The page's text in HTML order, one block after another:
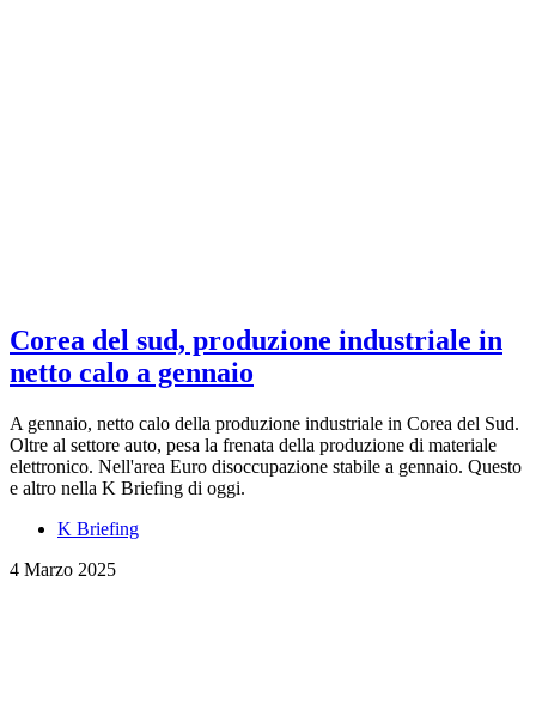
Corea del sud, produzione industriale in
netto calo a gennaio
A gennaio, netto calo della produzione industriale in Corea del Sud.
Oltre al settore auto, pesa la frenata della produzione di materiale
elettronico. Nell'area Euro disoccupazione stabile a gennaio. Questo
e altro nella K Briefing di oggi.
K Briefing
4 Marzo 2025